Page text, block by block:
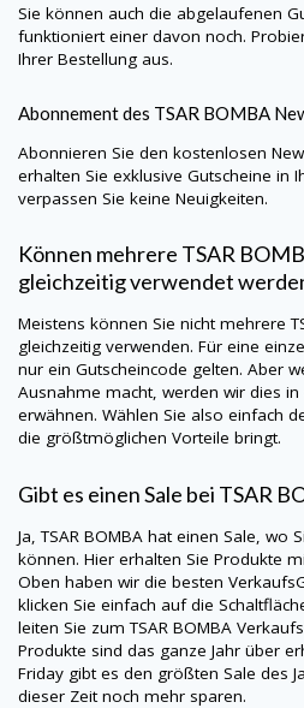
Sie können auch die abgelaufenen
funktioniert einer davon noch.
Ihrer Bestellung aus.
Abonnement des TSAR BOMBA
Abonnieren Sie den kostenlosen
erhalten Sie exklusive Gutscheine in
verpassen Sie keine Neuigkeiten.
Können mehrere TSAR
gleichzeitig verwendet
Meistens können Sie nicht mehrere
gleichzeitig verwenden. Für eine
nur ein Gutscheincode gelten. Aber
Ausnahme macht, werden wir dies in
erwähnen. Wählen Sie also einfach
die größtmöglichen Vorteile bringt.
Gibt es einen Sale bei TSAR
Ja, TSAR BOMBA hat einen Sale, wo
können. Hier erhalten Sie Produkte
Oben haben wir die besten
klicken Sie einfach auf die
leiten Sie zum TSAR BOMBA
Produkte sind das ganze Jahr über
Friday gibt es den größten Sale des
dieser Zeit noch mehr sparen.